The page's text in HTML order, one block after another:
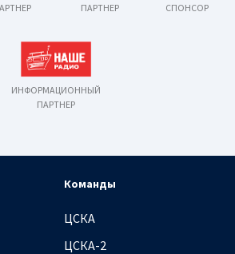
ПАРТНЕР
СПОНСОР
ИНФОРМАЦИОННЫЙ
ПАРТНЕР
Команды
ЦСКА
ЦСКА-2